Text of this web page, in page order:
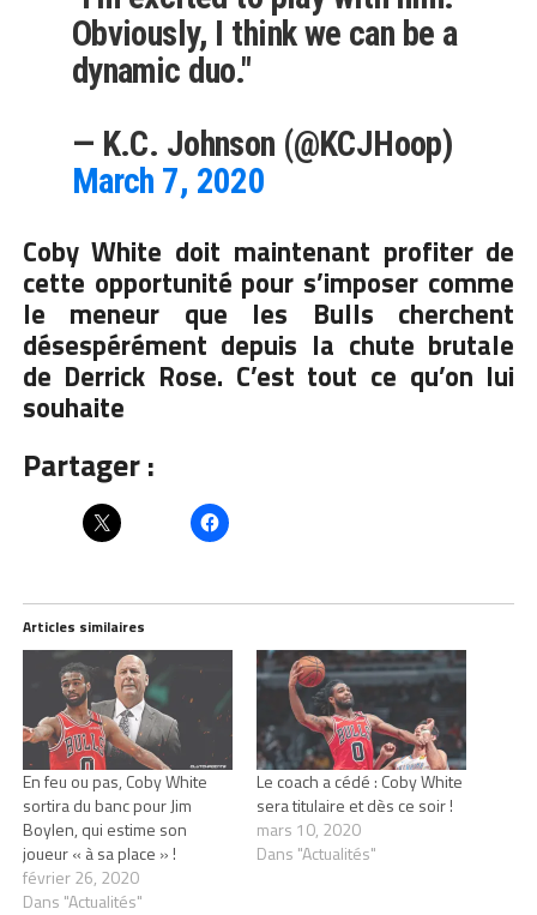
Obviously, I think we can be a
dynamic duo."
— K.C. Johnson (@KCJHoop)
March 7, 2020
Coby White doit maintenant profiter de
cette opportunité pour s’imposer comme
le meneur que les Bulls cherchent
désespérément depuis la chute brutale
de Derrick Rose. C’est tout ce qu’on lui
souhaite
Partager :
Articles similaires
En feu ou pas, Coby White
sortira du banc pour Jim
Boylen, qui estime son
joueur « à sa place » !
février 26, 2020
Dans "Actualités"
Le coach a cédé : Coby White
sera titulaire et dès ce soir !
mars 10, 2020
Dans "Actualités"